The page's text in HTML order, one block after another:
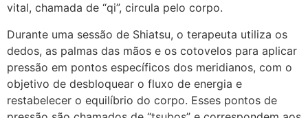
vital, chamada de “qi”, circula pelo corpo.
Durante uma sessão de Shiatsu, o terapeuta utiliza os
dedos, as palmas das mãos e os cotovelos para aplicar
pressão em pontos específicos dos meridianos, com o
objetivo de desbloquear o fluxo de energia e
restabelecer o equilíbrio do corpo. Esses pontos de